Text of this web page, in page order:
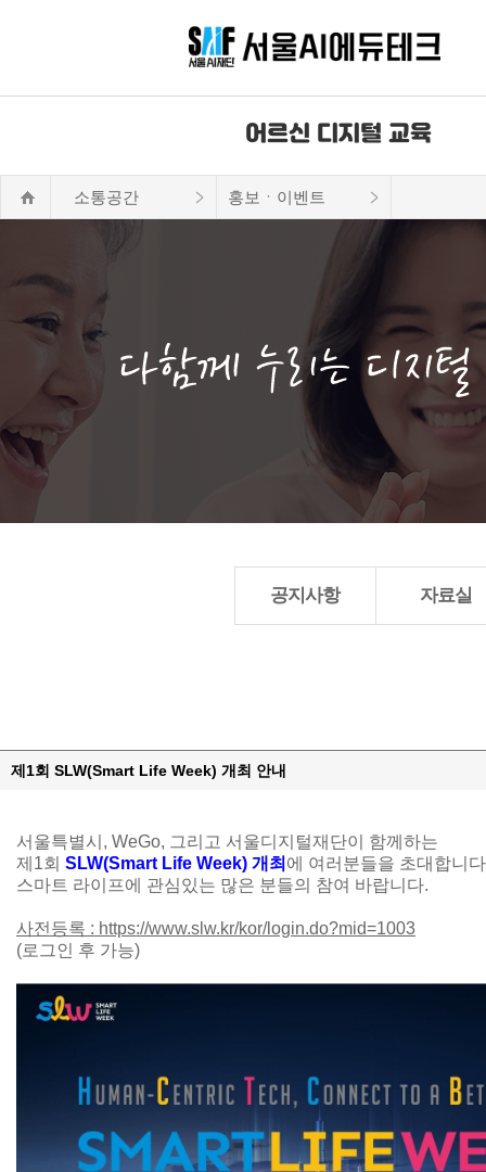
어르신 디지털 교육
소통공간 홍보ㆍ이벤트
공지사항 자료실
제1회 SLW(Smart Life Week) 개최 안내
서울특별시, WeGo, 그리고 서울디지털재단이 함께하는
제1회 SLW(Smart Life Week) 개최 에 여러분들을 초대합니
스마트 라이프에 관심있는 많은 분들의 참여 바랍니다.
사전등록 : https://www.slw.kr/kor/login.do?mid=1003
(로그인 후 가능)